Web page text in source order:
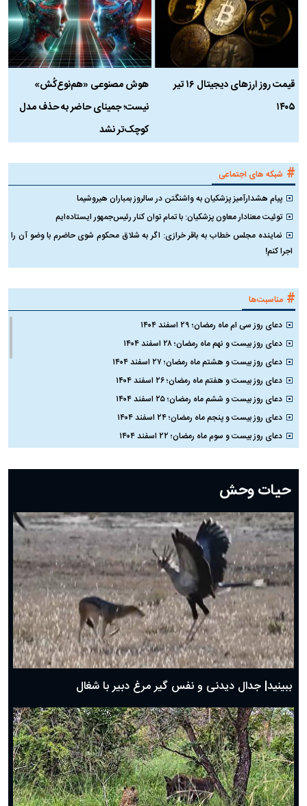
قیمت روز ارز‌های دیجیتال ۱۶ تیر
۱۴۰۵
هوش مصنوعی «هم‌نوع‌کُش»
نیست؛ جمینای حاضر به حذف مدل
کوچک‌تر نشد
# شبکه های اجتماعی
پیام هشدارآمیز پزشکیان به واشنگتن در سالروز بمباران هیروشیما
توئیت معنادار معاون پزشکیان: با تمام توان کنار رئیس‌جمهور ایستاده‌ایم
نماینده مجلس خطاب به باقر خرازی: اگر به شلاق محکوم شوی حاضرم با وضو آن را
اجرا کنم!
# مناسبت‌ها
دعای روز سی ام ماه رمضان؛ ۲۹ اسفند ۱۴۰۴
دعای روز بیست و نهم ماه رمضان؛ ۲۸ اسفند ۱۴۰۴
دعای روز بیست و هشتم ماه رمضان؛ ۲۷ اسفند ۱۴۰۴
دعای روز بیست و هفتم ماه رمضان؛ ۲۶ اسفند ۱۴۰۴
دعای روز بیست و ششم ماه رمضان؛ ۲۵ اسفند ۱۴۰۴
دعای روز بیست و پنجم ماه رمضان؛ ۲۴ اسفند ۱۴۰۴
دعای روز بیست و سوم ماه رمضان؛ ۲۲ اسفند ۱۴۰۴
دعای روز بیستم ماه رمضان؛ ۱۹ اسفند ۱۴۰۴
دعای روز هشتم ماه مبارک رمضان؛ ۷ اسفند ماه ۱۴۰۴
دعای روز هفتم ماه رمضان؛ ۶ اسفند ۱۴۰۴
دعای روز ششم ماه رمضان؛ ۵ اسفند ۱۴۰۴
دعای روز پنجم ماه رمضان؛ ۴ اسفند ۱۴۰۴
دعای روز چهارم ماه مبارک رمضان؛ ۳ اسفند ۱۴۰۴
دعای روز سوم ماه مبارک رمضان؛ ۱۴ اسفند ۱۴۰۴
دعای روز دوم ماه مبارک رمضان ۱ اسفند ماه ۱۴۰۴
دعای روز اول ماه مبارک رمضان، ۳۰ بهمن ۱۴۰۴
حضرت زینب(س) چگونه از دنیا رفت؟
بهترین پیامک تبریک روز پدر ۱۴۰۴؛ جملات زیبا و صمیمانه
حیات وحش
ببینید| جدال دیدنی و نفس گیر مرغ دبیر با شغال